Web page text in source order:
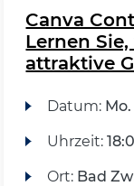
Canva
Lernen
attraktive
Datum: Mo.
Uhrzeit:
Ort: Bad